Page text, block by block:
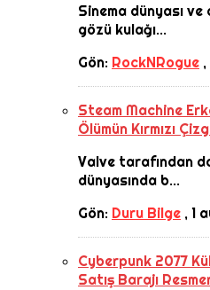
Sinema dünyası
gözü kulağı...
Gön: RockNRogue ,
Steam Machine
Ölümün Kırmızı
Valve tarafından
dünyasında b...
Gön: Duru Bilge ,1
Cyberpunk 2077
Satış Barajı